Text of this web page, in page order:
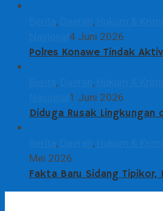
, ,
4 Juni 2026
Polres Konawe Tindak
, ,
1 Juni 2026
Diduga Rusak Lingkungan
, ,
Mei 2026
Fakta Baru Sidang Tipikor,